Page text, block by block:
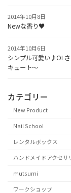
2014年10月8日
Newな香り♥
2014年10月6日
シンプル可愛い♪OL
キュート～
カテゴリー
New Product
Nail School
レンタルボックス
ハンドメイドアクセサ
mutsumi
ワークショップ